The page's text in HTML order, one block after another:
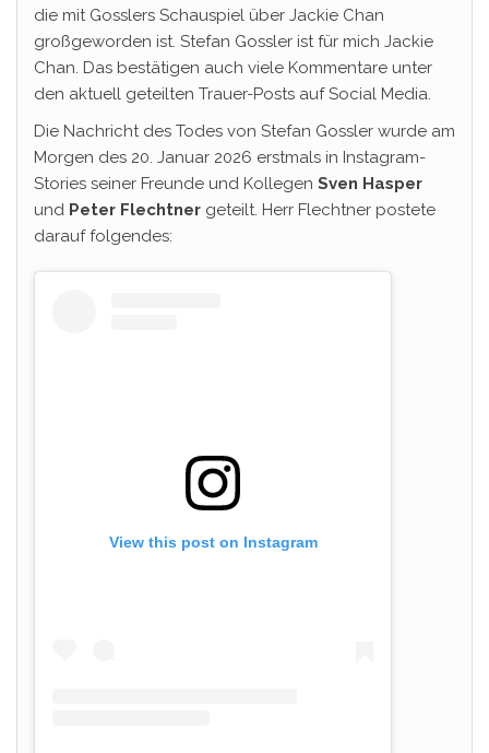
die mit Gosslers Schauspiel über Jackie Chan
großgeworden ist. Stefan Gossler ist für mich Jackie
Chan. Das bestätigen auch viele Kommentare unter
den aktuell geteilten Trauer-Posts auf Social Media.
Die Nachricht des Todes von Stefan Gossler wurde am
Morgen des 20. Januar 2026 erstmals in Instagram-
Stories seiner Freunde und Kollegen Sven Hasper
und Peter Flechtner geteilt. Herr Flechtner postete
darauf folgendes:
View this post on Instagram